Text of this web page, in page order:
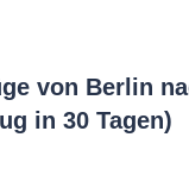
von Berlin
in 30 Tagen)